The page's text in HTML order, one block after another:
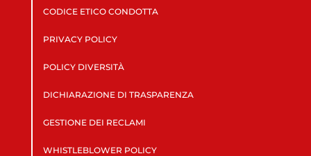
CODICE ETICO CONDOTTA
PRIVACY POLICY
POLICY DIVERSITÀ
DICHIARAZIONE DI TRASPARENZA
GESTIONE DEI RECLAMI
WHISTLEBLOWER POLICY